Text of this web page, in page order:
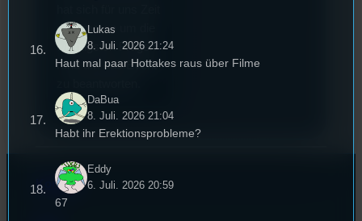
genommen um die
wichtigsten Fragen
rund um das Event
Kontakt
Lukas
8. Juli. 2026 21:24
Haut mal paar Hottakes raus über Filme
DaBua
8. Juli. 2026 21:04
Habt ihr Erektionsprobleme?
Eddy
6. Juli. 2026 20:59
67